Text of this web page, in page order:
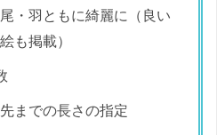
・羽ともに綺麗に（良い
も掲載）
までの長さの指定